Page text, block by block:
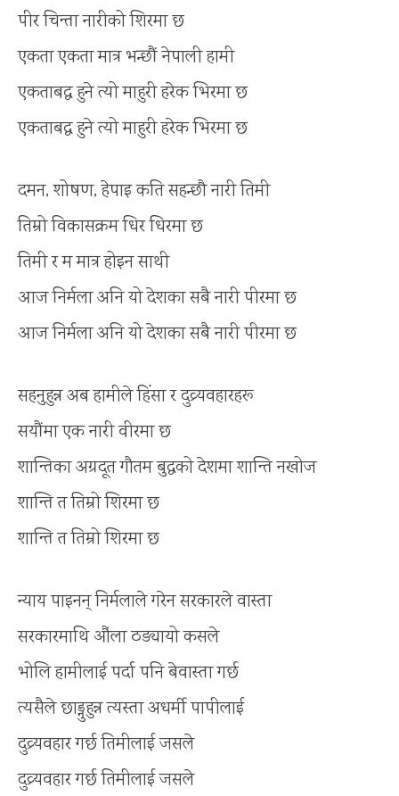
पीर चिन्ता नारीको शिरमा छ
एकता एकता मात्र भन्छौं नेपाली हामी
एकताबद्ध हुने त्यो माहुरी हरेक भिरमा छ
एकताबद्ध हुने त्यो माहुरी हरेक भिरमा छ
दमन, शोषण, हेपाइ कति सहन्छौ नारी तिमी
तिम्रो विकासक्रम धिर धिरमा छ
तिमी र म मात्र होइन साथी
आज निर्मला अनि यो देशका सबै नारी पीरमा छ
आज निर्मला अनि यो देशका सबै नारी पीरमा छ
सहनुहुन्न अब हामीले हिंसा र दुव्र्यवहारहरू
सयौंमा एक नारी वीरमा छ
शान्तिका अग्रदूत गौतम बुद्धको देशमा शान्ति नखोज
शान्ति त तिम्रो शिरमा छ
शान्ति त तिम्रो शिरमा छ
न्याय पाइनन् निर्मलाले गरेन सरकारले वास्ता
सरकारमाथि औंला ठड्यायो कसले
भोलि हामीलाई पर्दा पनि बेवास्ता गर्छ
त्यसैले छाड्नुहुन्न त्यस्ता अधर्मी पापीलाई
दुव्र्यवहार गर्छ तिमीलाई जसले
दुव्र्यवहार गर्छ तिमीलाई जसले